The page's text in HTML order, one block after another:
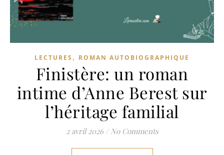
LECTURES , ROMAN AUTOBIOGRAPHIQUE
Finistère: un roman
intime d’Anne Berest sur
l’héritage familial
2 avril 2026 / No Comments